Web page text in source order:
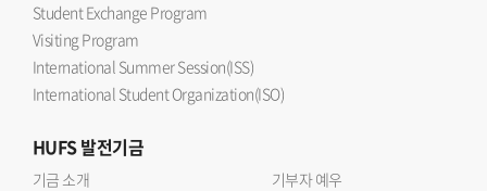
Student Exchange Program
Visiting Program
International Summer Session(ISS)
International Student Organization(ISO)
HUFS발전기금
기금 소개
기부자 예우